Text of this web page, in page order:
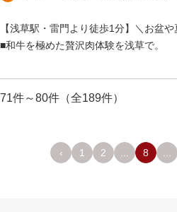
【浅草駅・雷門より徒歩1分】＼お盆
■和牛を極めた贅沢肉体験を浅草で。
71件～80件（全189件）
‹ 1 2 8